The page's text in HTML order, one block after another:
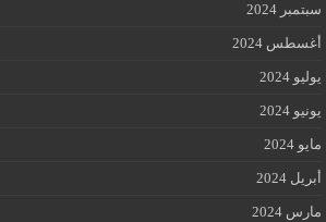
سبتمبر 2024
أغسطس 2024
يوليو 2024
يونيو 2024
مايو 2024
أبريل 2024
مارس 2024